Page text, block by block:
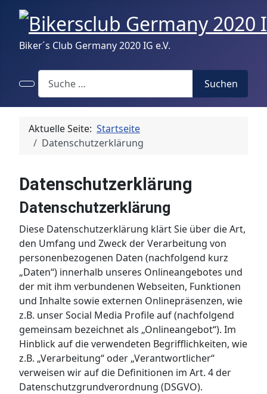
Biker´s Club Germany 2020 IG e.V.
Search
Suchen
Aktuelle Seite: Startseite
Datenschutzerklärung
Datenschutzerklärung
Datenschutzerklärung
Diese Datenschutzerklärung klärt Sie über die Art,
den Umfang und Zweck der Verarbeitung von
personenbezogenen Daten (nachfolgend kurz
„Daten“) innerhalb unseres Onlineangebotes und
der mit ihm verbundenen Webseiten, Funktionen
und Inhalte sowie externen Onlinepräsenzen, wie
z.B. unser Social Media Profile auf (nachfolgend
gemeinsam bezeichnet als „Onlineangebot“). Im
Hinblick auf die verwendeten Begrifflichkeiten, wie
z.B. „Verarbeitung“ oder „Verantwortlicher“
verweisen wir auf die Definitionen im Art. 4 der
Datenschutzgrundverordnung (DSGVO).